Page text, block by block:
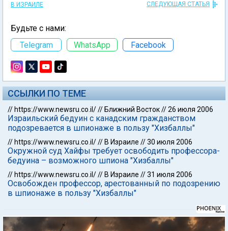
В ИЗРАИЛЕ СЛЕДУЮЩАЯ СТАТЬЯ
Будьте с нами:
Telegram
WhatsApp Facebook
ССЫЛКИ ПО ТЕМЕ
// https://www.newsru.co.il/// Ближний Восток//26 июля 2006
Израильский бедуин с канадским гражданством
подозревается в шпионаже в пользу "Хизбаллы"
// https://www.newsru.co.il/// В Израиле //30 июля 2006
Окружной суд Хайфы требует освободить профессора-
бедуина – возможного шпиона "Хизбаллы"
// https://www.newsru.co.il/// В Израиле //31 июля 2006
Освобожден профессор, арестованный по подозрению
в шпионаже в пользу "Хизбаллы"